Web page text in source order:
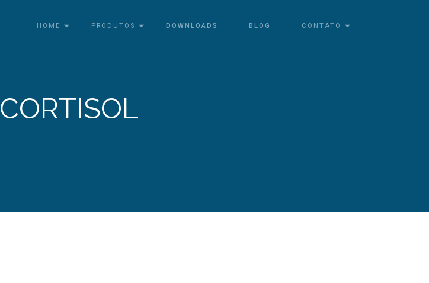
HOME PRODUTOS DOWNLOADS BLOG CONTATO